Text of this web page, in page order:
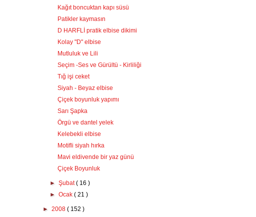
Kağıt boncuktan kapı süsü
Patikler kaymasın
D HARFLİ pratik elbise dikimi
Kolay "D" elbise
Mutluluk ve Lili
Seçim -Ses ve Gürültü - Kirliliği
Tığ işi ceket
Siyah - Beyaz elbise
Çiçek boyunluk yapımı
Sarı Şapka
Örgü ve dantel yelek
Kelebekli elbise
Motifli siyah hırka
Mavi eldivende bir yaz günü
Çiçek Boyunluk
►Şubat( 16 )
►Ocak( 21 )
► 2008 ( 152 )